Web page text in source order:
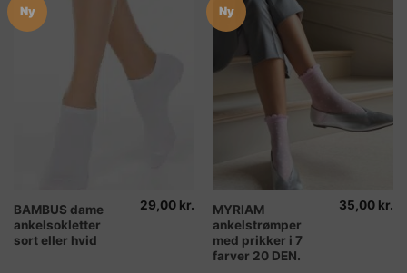
Ny
BAMBUS dame
ankelsokletter
sort eller hvid
29,00 kr.
Dette
vare
har
Ny
MYRIAM
ankelstrømper
med prikker i 7
farver 20 DEN.
35,00 kr.
Dette
vare
har
flere